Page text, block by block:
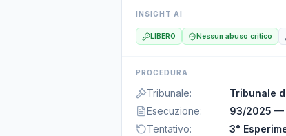
INSIGHT AI
LIBERO Nessun abuso critico
PROCEDURA
Tribunale:
Tribunale
Esecuzione:
93/2025 —
Tentativo:
3°